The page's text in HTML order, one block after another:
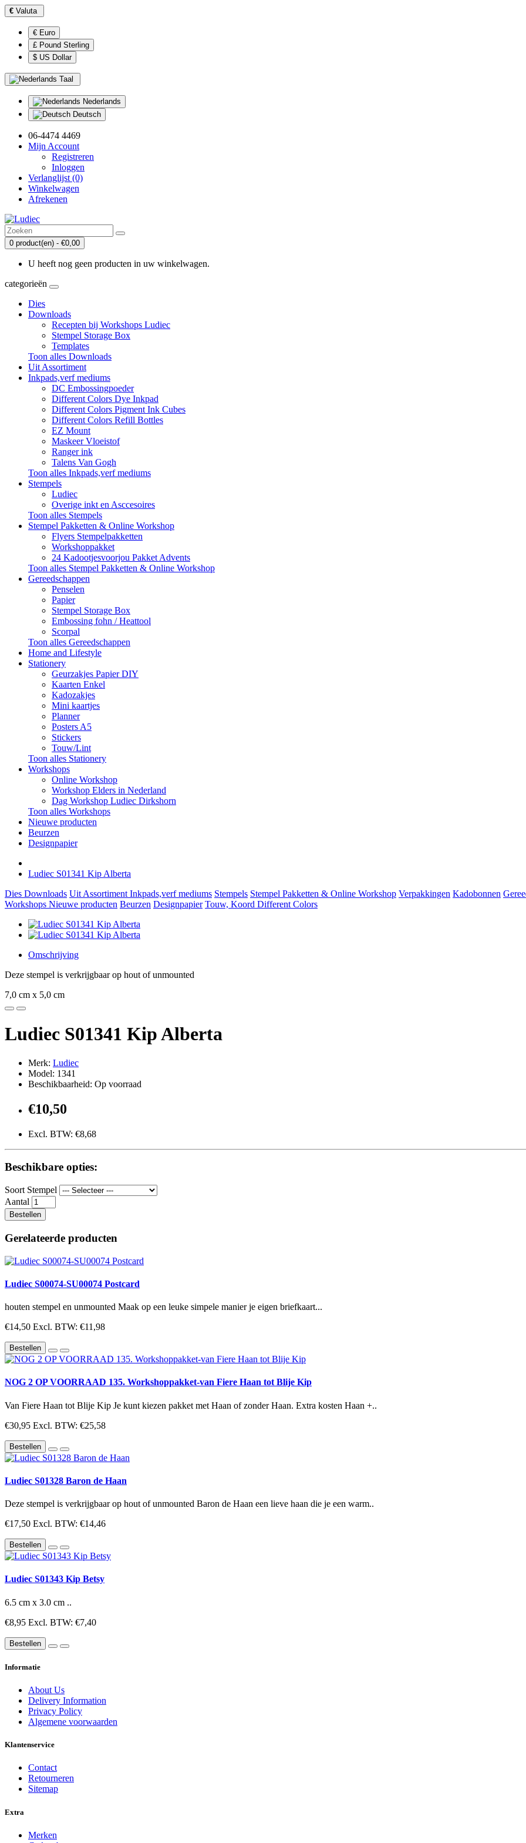
€ Valuta
€ Euro
£ Pound Sterling
$ US Dollar
Taal
Nederlands
Deutsch
06-4474 4469
Mijn Account
Registreren
Inloggen
Verlanglijst (0)
Winkelwagen
Afrekenen
0 product(en) - €0,00
U heeft nog geen producten in uw winkelwagen.
categorieën
Dies
Downloads
Recepten bij Workshops Ludiec
Stempel Storage Box
Templates
Toon alles Downloads
Uit Assortiment
Inkpads,verf mediums
DC Embossingpoeder
Different Colors Dye Inkpad
Different Colors Pigment Ink Cubes
Different Colors Refill Bottles
EZ Mount
Maskeer Vloeistof
Ranger ink
Talens Van Gogh
Toon alles Inkpads,verf mediums
Stempels
Ludiec
Overige inkt en Asccesoires
Toon alles Stempels
Stempel Pakketten & Online Workshop
Flyers Stempelpakketten
Workshoppakket
24 Kadootjesvoorjou Pakket Advents
Toon alles Stempel Pakketten & Online Workshop
Gereedschappen
Penselen
Papier
Stempel Storage Box
Embossing fohn / Heattool
Scorpal
Toon alles Gereedschappen
Home and Lifestyle
Stationery
Geurzakjes Papier DIY
Kaarten Enkel
Kadozakjes
Mini kaartjes
Planner
Posters A5
Stickers
Touw/Lint
Toon alles Stationery
Workshops
Online Workshop
Workshop Elders in Nederland
Dag Workshop Ludiec Dirkshorn
Toon alles Workshops
Nieuwe producten
Beurzen
Designpapier
Ludiec S01341 Kip Alberta
Dies Downloads Uit Assortiment Inkpads,verf mediums Stempels Stempel Pakketten & Online Workshop Verpakkingen Kadobonnen
Workshops Nieuwe producten Beurzen Designpapier Touw, Koord Different Colors
Omschrijving
Deze stempel is verkrijgbaar op hout of unmounted
7,0 cm x 5,0 cm
Ludiec S01341 Kip Alberta
Merk: Ludiec
Model: 1341
Beschikbaarheid: Op voorraad
€10,50
Excl. BTW: €8,68
Beschikbare opties:
Soort Stempel
Aantal
Bestellen
Gerelateerde producten
Ludiec S00074-SU00074 Postcard
houten stempel en unmounted Maak op een leuke simpele manier je eigen briefkaart...
€14,50 Excl. BTW: €11,98
Bestellen
NOG 2 OP VOORRAAD 135. Workshoppakket-van Fiere Haan tot Blije Kip
Van Fiere Haan tot Blije Kip Je kunt kiezen pakket met Haan of zonder Haan. Extra kosten Haan +..
€30,95 Excl. BTW: €25,58
Bestellen
Ludiec S01328 Baron de Haan
Deze stempel is verkrijgbaar op hout of unmounted Baron de Haan een lieve haan die je een warm..
€17,50 Excl. BTW: €14,46
Bestellen
Ludiec S01343 Kip Betsy
6.5 cm x 3.0 cm ..
€8,95 Excl. BTW: €7,40
Bestellen
Informatie
About Us
Delivery Information
Privacy Policy
Algemene voorwaarden
Klantenservice
Contact
Retourneren
Sitemap
Extra
Merken